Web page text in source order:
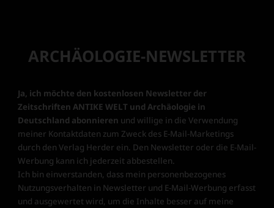
ARCHÄOLOGIE-NEWSLETTER
Ja, ich möchte den kostenlosen Newsletter der
Zeitschriften ANTIKE WELT und Archäologie in
Deutschland abonnieren und willige in die Verwendung
meiner Kontaktdaten zum Zweck des E-Mail-Marketings
durch den Verlag Herder ein. Den Newsletter oder die E-Mail-
Werbung kann ich jederzeit abbestellen.
Ich bin einverstanden, dass mein personenbezogenes
Nutzungsverhalten in Newsletter und E-Mail-Werbung erfasst
und ausgewertet wird, um die Inhalte besser auf meine